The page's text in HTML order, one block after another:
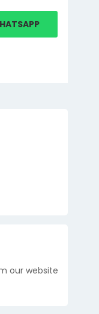
our website